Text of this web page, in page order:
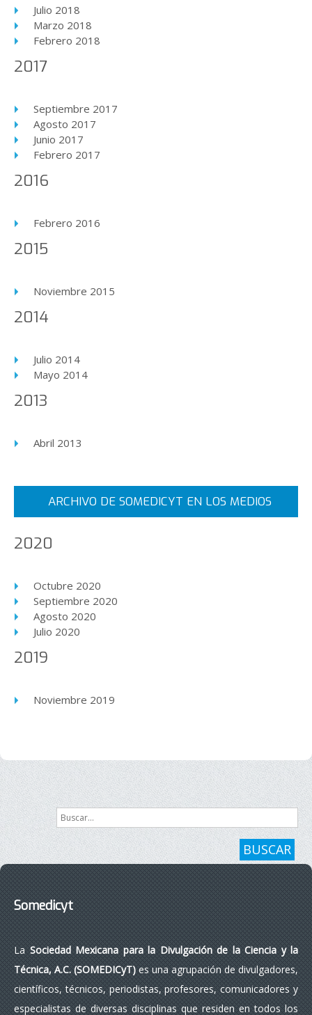
Julio 2018
Marzo 2018
Febrero 2018
2017
Septiembre 2017
Agosto 2017
Junio 2017
Febrero 2017
2016
Febrero 2016
2015
Noviembre 2015
2014
Julio 2014
Mayo 2014
2013
Abril 2013
ARCHIVO DE SOMEDICYT EN LOS MEDIOS
2020
Octubre 2020
Septiembre 2020
Agosto 2020
Julio 2020
2019
Noviembre 2019
Buscar...
BUSCAR
Somedicyt
LaSociedad Mexicana para la Divulgación de la Ciencia y la
Técnica, A.C. (SOMEDICyT)es una agrupación de divulgadores,
científicos, técnicos, periodistas, profesores, comunicadores y
especialistas de diversas disciplinas que residen en todos los